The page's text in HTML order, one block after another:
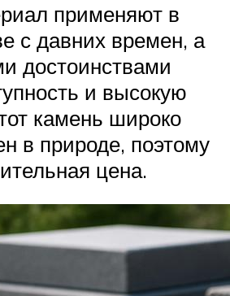
применяют в
с давних времен, а
достоинствами
и высокую
камень широко
в природе, поэтому
цена.